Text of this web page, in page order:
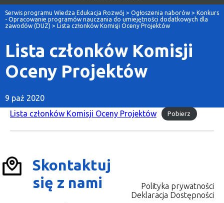
Serwis programu Wiedza Edukacja Rozwój > Ogłoszenia naborów > Konkurs
- Opracowanie programów nauczania do umiejętności dodatkowych dla
zawodów (DUZ) > Lista członków Komisji Oceny Projektów
Lista członków Komisji
Oceny Projektów
9 paź 2020
Lista członków Komisji Oceny Projektów
Pobierz
Skontaktuj
się z nami
Polityka prywatności
Deklaracja Dostępności